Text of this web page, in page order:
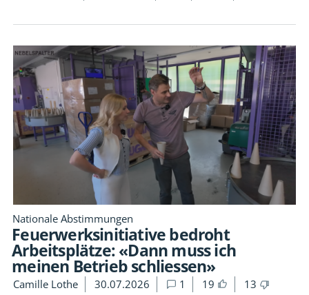
Nationale Abstimmungen
Feuerwerksinitiative bedroht
Arbeitsplätze: «Dann muss ich
meinen Betrieb schliessen»
Camille Lothe 30.07.2026 1 19 13